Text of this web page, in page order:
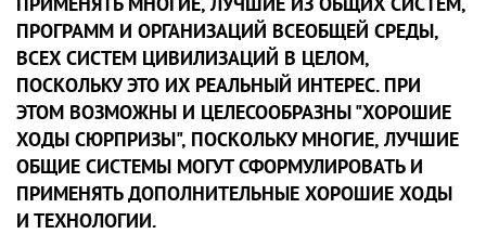
ПРОГРАММ И ОРГАНИЗАЦИЙ ВСЕОБЩЕЙ СРЕДЫ,
ВСЕХ СИСТЕМ ЦИВИЛИЗАЦИЙ В ЦЕЛОМ,
ПОСКОЛЬКУ ЭТО ИХ РЕАЛЬНЫЙ ИНТЕРЕС. ПРИ
ЭТОМ ВОЗМОЖНЫ И ЦЕЛЕСООБРАЗНЫ "ХОРОШИЕ
ХОДЫ СЮРПРИЗЫ", ПОСКОЛЬКУ МНОГИЕ, ЛУЧШИЕ
ОБЩИЕ СИСТЕМЫ МОГУТ СФОРМУЛИРОВАТЬ И
ПРИМЕНЯТЬ ДОПОЛНИТЕЛЬНЫЕ ХОРОШИЕ ХОДЫ
И ТЕХНОЛОГИИ.